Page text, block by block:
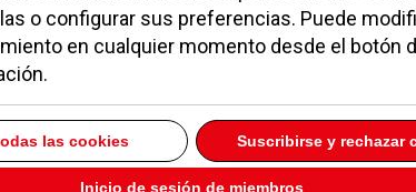
la Comunidad de Madrid por